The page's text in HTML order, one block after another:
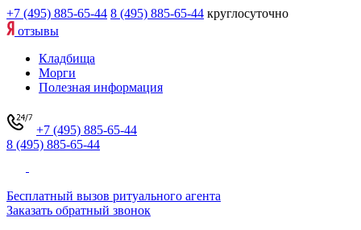
+7 (495) 885-65-44 8 (495) 885-65-44 круглосуточно
отзывы
Кладбища
Морги
Полезная информация
+7 (495) 885-65-44
8 (495) 885-65-44
Бесплатный вызов ритуального агента
Заказать обратный звонок